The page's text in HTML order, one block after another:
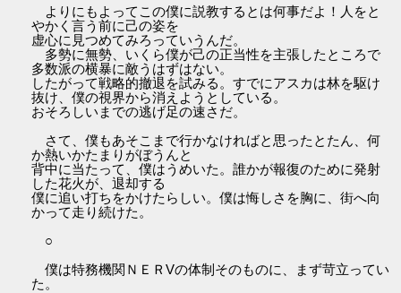
よりにもよってこの僕に説教するとは何事だよ！人をと
やかく言う前に己の姿を
虚心に見つめてみろっていうんだ。
多勢に無勢、いくら僕が己の正当性を主張したところで
多数派の横暴に敵うはずはない。
したがって戦略的撤退を試みる。すでにアスカは林を駆け
抜け、僕の視界から消えようとしている。
おそろしいまでの逃げ足の速さだ。
さて、僕もあそこまで行かなければと思ったとたん、何
か熱いかたまりがぼうんと
背中に当たって、僕はうめいた。誰かが報復のために発射
した花火が、退却する
僕に追い打ちをかけたらしい。僕は悔しさを胸に、街へ向
かって走り続けた。
○
僕は特務機関ＮＥＲVの体制そのものに、まず苛立ってい
た。